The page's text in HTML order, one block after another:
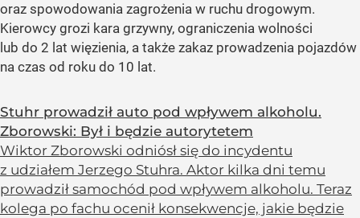
oraz spowodowania zagrożenia w ruchu drogowym.
Kierowcy grozi kara grzywny, ograniczenia wolności
lub do 2 lat więzienia, a także zakaz prowadzenia pojazdów
na czas od roku do 10 lat.
Stuhr prowadził auto pod wpływem alkoholu.
Zborowski: Był i będzie autorytetem
Wiktor Zborowski odniósł się do incydentu
z udziałem Jerzego Stuhra. Aktor kilka dni temu
prowadził samochód pod wpływem alkoholu. Teraz
kolega po fachu ocenił konsekwencje, jakie będzie